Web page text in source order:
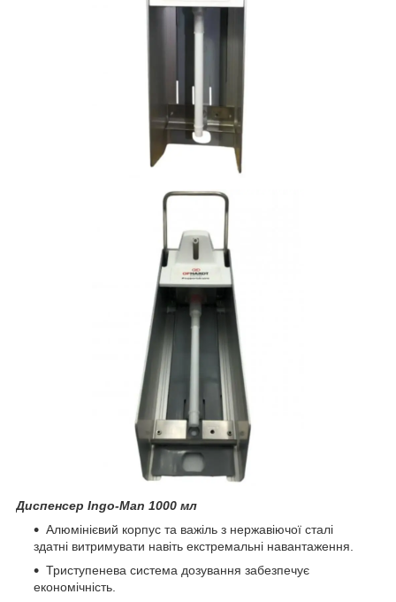
Диспенсер Ingo-Man 1000 мл
Алюмінієвий корпус та важіль з нержавіючої сталі
здатні витримувати навіть екстремальні навантаження.
Триступенева система дозування забезпечує
економічність.